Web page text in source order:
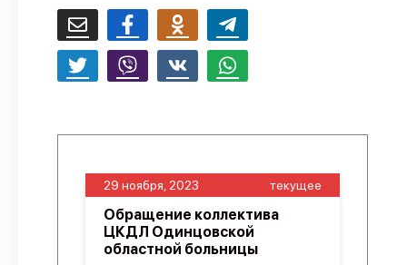
29 ноября, 2023 текущее
Обращение коллектива
ЦКДЛ Одинцовской
областной больницы